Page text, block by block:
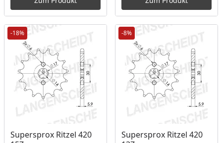
-18%
Supersprox Ritzel 420
-8%
Supersprox Ritzel 420